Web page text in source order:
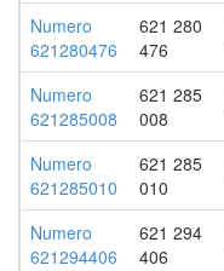
Numero
621280476
621 280
476
Numero
621285008
621 285
008
Numero
621285010
621 285
010
Numero
621294406
621 294
406